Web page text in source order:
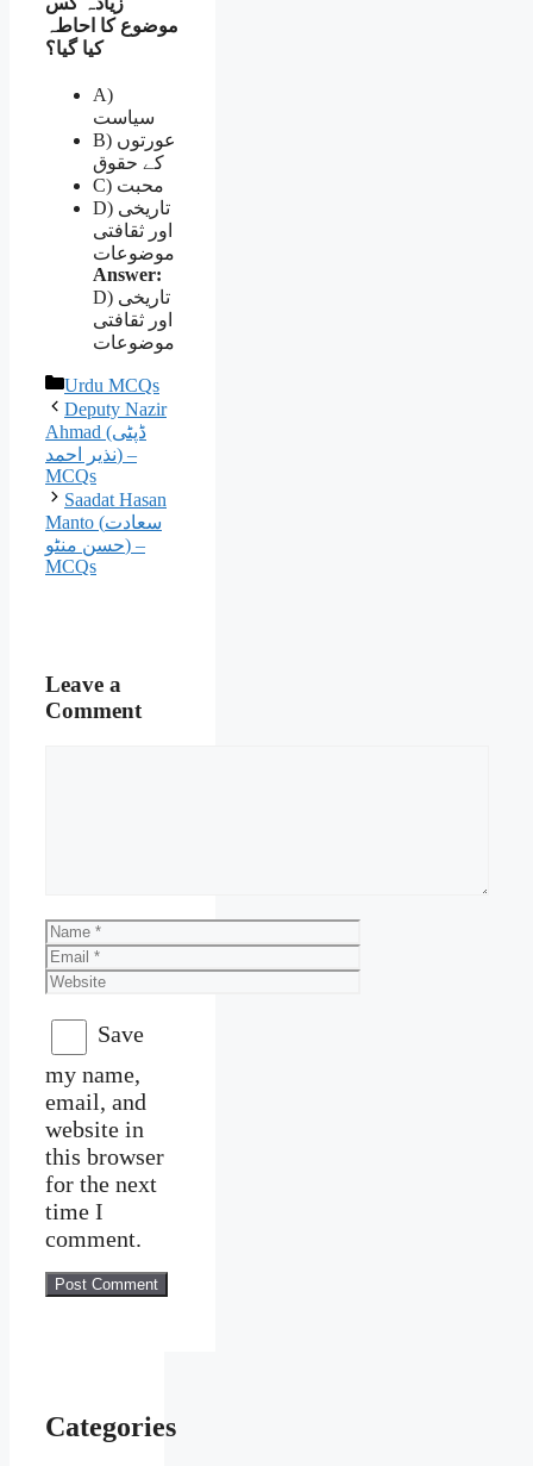
موضوع کا احاطہ
کیا گیا؟
A)
سیاست
B) عورتوں
کے حقوق
C) محبت
D) تاریخی
اور ثقافتی
موضوعات
Answer:
D) تاریخی
اور ثقافتی
موضوعات
Categories
Urdu MCQs
Deputy Nazir
Ahmad (ڈپٹی
نذیر احمد) –
MCQs
Saadat Hasan
Manto (سعادت
حسن منٹو) –
MCQs
Leave a
Comment
Name
Email
Website
Save
my name,
email, and
website in
this browser
for the next
time I
comment.
Categories